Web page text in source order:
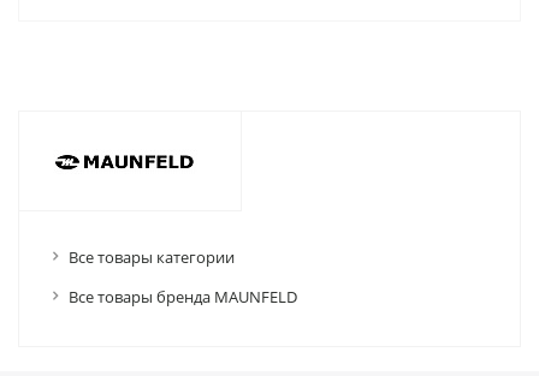
Все товары категории
Все товары бренда MAUNFELD